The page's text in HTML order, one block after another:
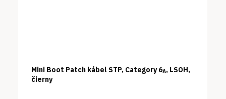
Mini Boot Patch kábel STP, Category 6A, LSOH,
čierny